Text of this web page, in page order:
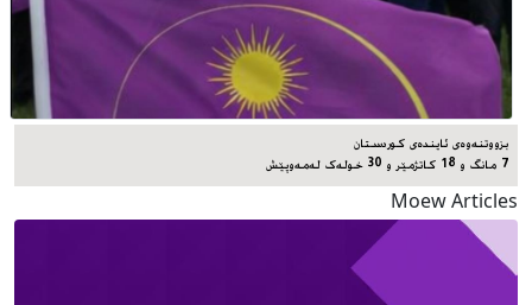
بزووتنەوەی ئایندەی کوردستان
7 مانگ و 18 کاتژمێر و 30 خوله‌ک له‌مه‌وپێش‌
Moew Articles